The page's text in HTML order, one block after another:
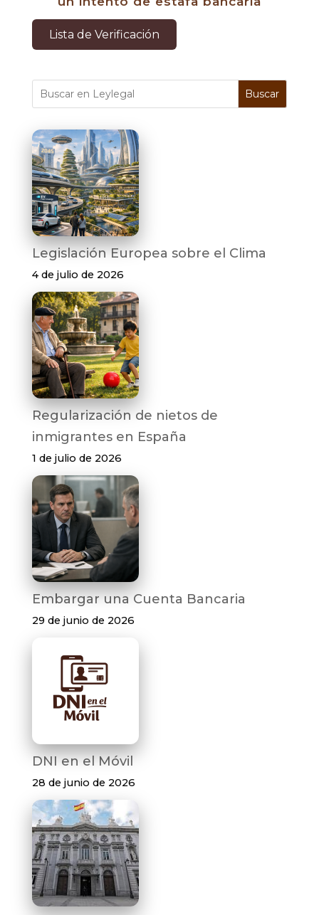
Lista de Verificación
Buscar
Legislación Europea sobre el Clima
4 de julio de 2026
Regularización de nietos de
inmigrantes en España
1 de julio de 2026
Embargar una Cuenta Bancaria
29 de junio de 2026
DNI en el Móvil
28 de junio de 2026